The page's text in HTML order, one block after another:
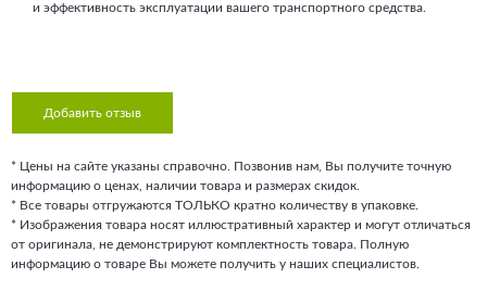
и эффективность эксплуатации вашего транспортного средства.
Добавить отзыв
* Цены на сайте указаны справочно. Позвонив нам, Вы получите точную
информацию о ценах, наличии товара и размерах скидок.
* Все товары отгружаются ТОЛЬКО кратно количеству в упаковке.
* Изображения товара носят иллюстративный характер и могут отличаться
от оригинала, не демонстрируют комплектность товара. Полную
информацию о товаре Вы можете получить у наших специалистов.